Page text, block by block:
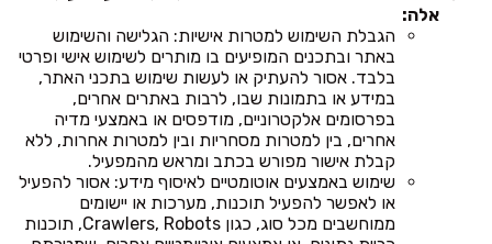
אלה:
הגבלת השימוש למטרות אישיות: הגלישה והשימוש
באתר ובתכנים המופיעים בו מותרים לשימוש אישי ופרטי
בלבד. אסור להעתיק או לעשות שימוש בתכני האתר,
במידע או בתמונות שבו, לרבות באתרים אחרים,
בפרסומים אלקטרוניים, מודפסים או באמצעי מדיה
אחרים, בין למטרות מסחריות ובין למטרות אחרות, ללא
קבלת אישור מפורש בכתב ומראש מהמפעיל.
שימוש באמצעים אוטומטיים לאיסוף מידע: אסור להפעיל
או לאפשר להפעיל תוכנות, מערכות או יישומים
ממוחשבים מכל סוג, כגון Crawlers, Robots, תוכנות